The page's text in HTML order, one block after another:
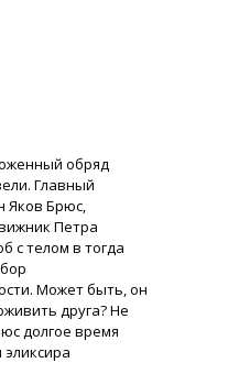
обряд
Главный
Яков Брюс,
Петра
с телом в тогда
Может быть, он
друга? Не
долгое время